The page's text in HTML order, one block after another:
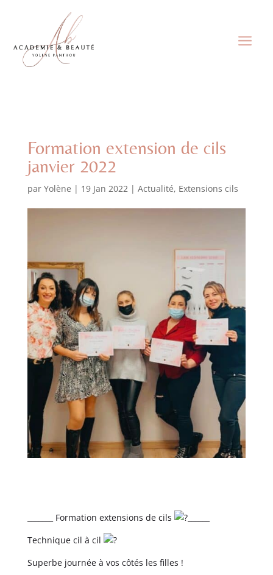
Formation extension de cils
janvier 2022
par Yolène | 19 Jan 2022 | Actualité, Extensions cils
_______ Formation extensions de cils
______
Technique cil à cil
Superbe journée à vos côtés les filles !